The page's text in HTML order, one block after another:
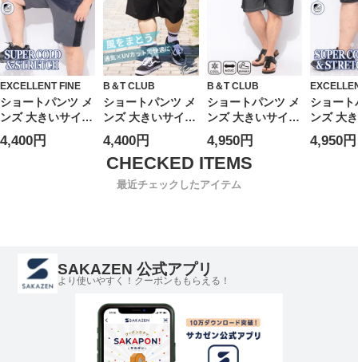
PLM61503
EXCELLENT FINE
ショートパンツ メ
ンズ 大きいサイズ
超冷感 ベア天竺
切り替え ショーツ
4,400円
B＆T CLUB
ショートパンツ メ
ンズ 大きいサイズ
無地 爽多 ストレ
ッチ 軽量 タック
ショーツ ボトムス
高通気性 速乾 伸
縮性 涼しい 春 夏
4,400円
B＆T CLUB
ショートパンツ メ
ンズ 大きいサイズ
ストレッチ 冷感
BREEZE DENIM
ジップフライ ショ
ーツ ボトムス ハ
ーフパンツ 短パン
4,950円
ショー
ンズ 大
超冷感
総柄プ
4,950円
最近チェックしたアイテム
SAKAZEN 公式アプリ
より使いやすく！クーポンももらえる！